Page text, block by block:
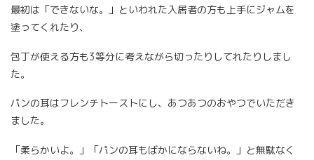
最初は「できないな。」といわれた入居者の方も上手にジャムを
塗ってくれたり、
包丁が使える方も3等分に考えながら切ったりしてれたりしまし
た。
パンの耳はフレンチトーストにし、あつあつのおやつでいただき
ました。
「柔らかいよ。」「パンの耳もばかにならないね。」と無駄なく